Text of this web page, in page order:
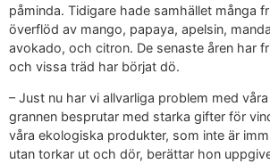
påminda. Tidigare hade samhället många
överflöd av mango, papaya, apelsin,
avokado, och citron. De senaste åren har
och vissa träd har börjat dö.
– Just nu har vi allvarliga problem med
grannen besprutar med starka gifter för
våra ekologiska produkter, som inte är
utan torkar ut och dör, berättar hon